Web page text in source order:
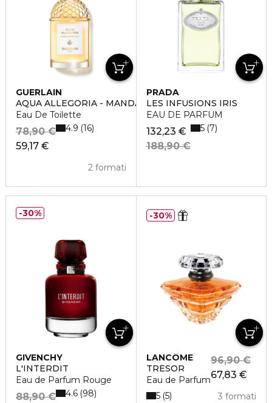
GUERLAIN
AQUA ALLEGORIA - MANDARINE BASILIC
Eau De Toilette
59,17 €
78,90 €
2 formati
4.9 16
PRADA
LES INFUSIONS IRIS
EAU DE PARFUM
132,23 €
188,90 €
5 7
GIVENCHY
L'INTERDIT
Eau de Parfum Rouge
88,90 € 4.6 98
30%
LANCÔME
TRÉSOR
Eau de Parfum67,83 €
96,90 €
3 formati
5 5
30%